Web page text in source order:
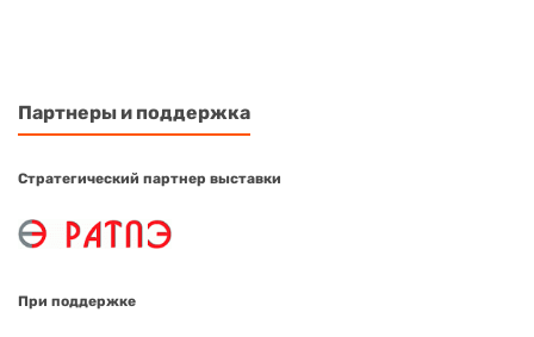
Партнеры и поддержка
Стратегический партнер выставки
При поддержке